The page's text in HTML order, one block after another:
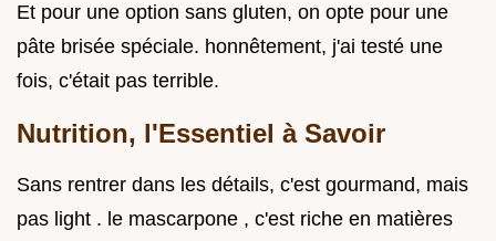
Et pour une option sans gluten, on opte pour une
pâte brisée spéciale. honnêtement, j'ai testé une
fois, c'était pas terrible.
Nutrition, l'Essentiel à Savoir
Sans rentrer dans les détails, c'est gourmand, mais
pas light . le mascarpone , c'est riche en matières